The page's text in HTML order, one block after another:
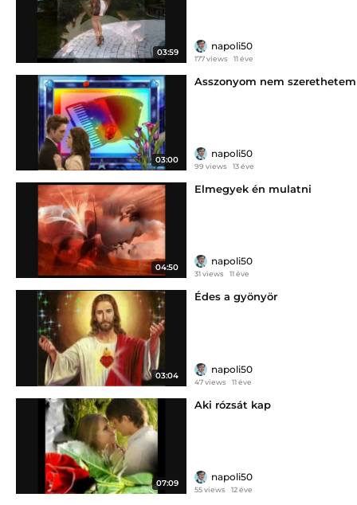
03:59
napoli50
177 views 11 éve
03:00
Asszonyom nem szerethetem
napoli50
99 views 13 éve
04:50
Elmegyek én mulatni
napoli50
31 views 11 éve
03:04
Édes a gyönyör
napoli50
47 views 11 éve
07:09
Aki rózsát kap
napoli50
55 views 12 éve